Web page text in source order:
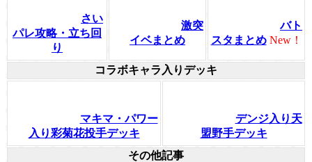
さい
パレ攻略・立ち回
り
激突
イベまとめ
バト
スタまとめ New！
コラボキャラ入りデッキ
マキマ・パワー
入り彩菊花投手デッキ
デンジ入り天
盟野手デッキ
その他記事